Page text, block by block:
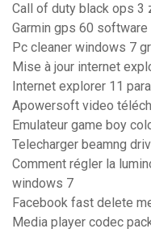
Call of duty black ops 3
Garmin gps 60
Pc cleaner windows 7
Mise à jour internet
Internet explorer 11
Apowersoft video
Emulateur game boy
Telecharger beamng
Comment régler la
windows 7
Facebook fast delete
Media player codec